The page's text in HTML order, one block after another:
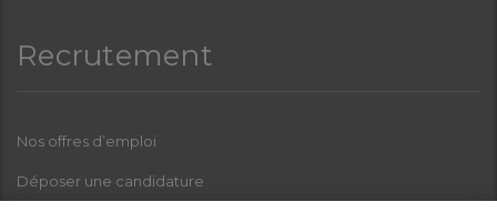
Recrutement
Nos offres d’emploi
Déposer une candidature